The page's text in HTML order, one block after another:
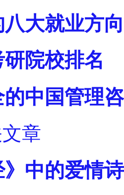
大就业方
院校排名
的中国管理
章
中的爱情